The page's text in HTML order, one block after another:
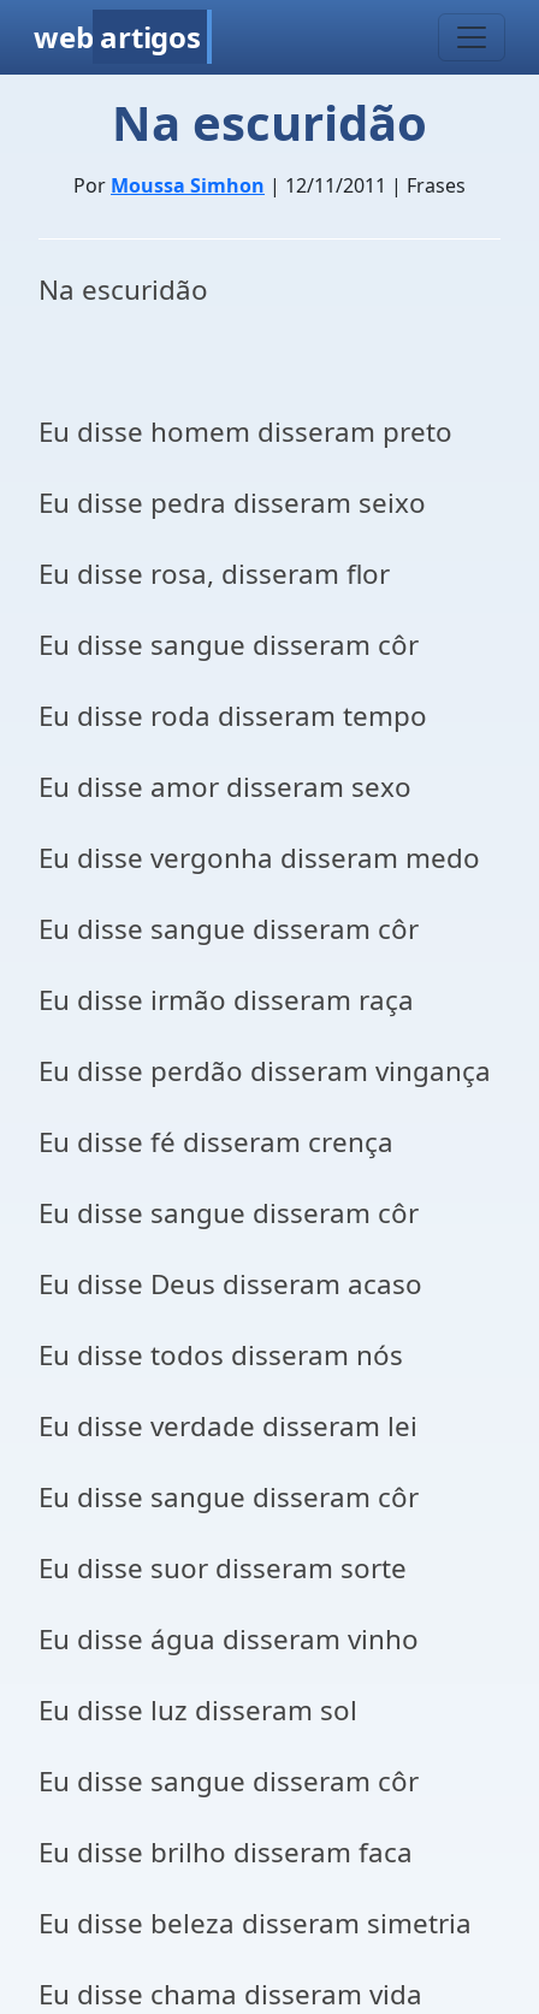
web artigos
Na escuridão
Por Moussa Simhon | 12/11/2011 | Frases
Na escuridão
Eu disse homem disseram preto
Eu disse pedra disseram seixo
Eu disse rosa, disseram flor
Eu disse sangue disseram côr
Eu disse roda disseram tempo
Eu disse amor disseram sexo
Eu disse vergonha disseram medo
Eu disse sangue disseram côr
Eu disse irmão disseram raça
Eu disse perdão disseram vingança
Eu disse fé disseram crença
Eu disse sangue disseram côr
Eu disse Deus disseram acaso
Eu disse todos disseram nós
Eu disse verdade disseram lei
Eu disse sangue disseram côr
Eu disse suor disseram sorte
Eu disse água disseram vinho
Eu disse luz disseram sol
Eu disse sangue disseram côr
Eu disse brilho disseram faca
Eu disse beleza disseram simetria
Eu disse chama disseram vida